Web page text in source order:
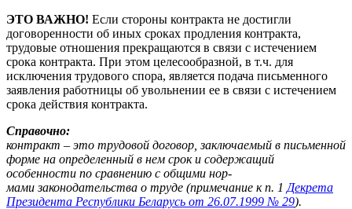
ЭТО ВАЖНО! Если стороны контракта не достигли
договоренности об иных сроках продления контракта,
трудовые отношения прекращаются в связи с истечением
срока контракта. При этом целесообразной, в т.ч. для
исключения трудового спора, является подача письменного
заявления работницы об увольнении ее в связи с истечением
срока действия контракта.
Справочно:
контракт – это трудовой договор, заключаемый в письменной
форме на определенный в нем срок и содержащий
особенности по сравнению с общими нор-
мами законодательства о труде (примечание к п. 1 Декрета
Президента Республики Беларусь от 26.07.1999 № 29).